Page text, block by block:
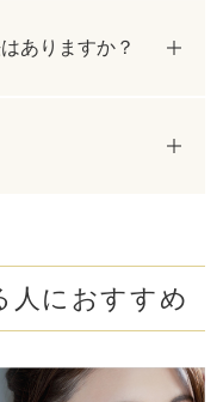
ありますか？
人におすすめ